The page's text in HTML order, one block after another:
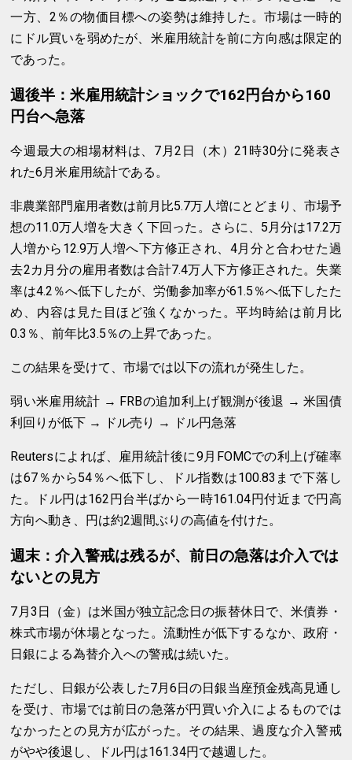
一方、2％の物価目標への姿勢は維持した。市場は一時的
にドル買いを弱めたが、米雇用統計を前に方向感は限定的
であった。
週後半：米雇用統計ショックで162円台から160
円台へ急落
今週最大の相場材料は、7月2日（木）21時30分に発表さ
れた6月米雇用統計である。
非農業部門雇用者数は前月比5.7万人増にとどまり、市場予
想の11.0万人増を大きく下回った。さらに、5月分は17.2万
人増から12.9万人増へ下方修正され、4月分と合わせた過
去2カ月分の雇用者数は合計7.4万人下方修正された。失業
率は4.2％へ低下したが、労働参加率が61.5％へ低下したた
め、内容は見た目ほど強くなかった。平均時給は前月比
0.3％、前年比3.5％の上昇であった。
この結果を受けて、市場では以下の流れが発生した。
弱い米雇用統計 → FRBの追加利上げ観測が後退 → 米国債
利回りが低下 → ドル売り → ドル円急落
Reutersによれば、雇用統計後に9月FOMCでの利上げ確率
は67％から54％へ低下し、ドル指数は100.83まで下落し
た。ドル円は162円台半ばから一時161.04円付近まで円高
方向へ動き、円は約2週間ぶりの高値を付けた。
週末：介入警戒は残るが、前日の急落は介入では
ないとの見方
7月3日（金）は米国が独立記念日の振替休日で、米債券・
株式市場が休場となった。流動性が低下するなか、政府・
日銀による為替介入への警戒は続いた。
ただし、日銀が公表した7月6日の日銀当座預金残高見通し
を受け、市場では前日の急落が円買い介入によるものでは
なかったとの見方が広がった。その結果、過度な介入警戒
がやや後退し、ドル円は161.34円で越週した。